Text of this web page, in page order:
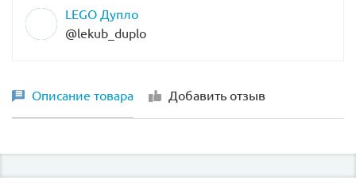
LEGO Дупло
@lekub_duplo
Описание товара Добавить отзыв